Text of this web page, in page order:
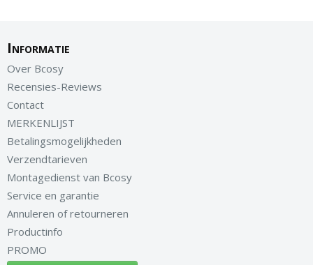
Informatie
Over Bcosy
Recensies-Reviews
Contact
MERKENLIJST
Betalingsmogelijkheden
Verzendtarieven
Montagedienst van Bcosy
Service en garantie
Annuleren of retourneren
Productinfo
PROMO